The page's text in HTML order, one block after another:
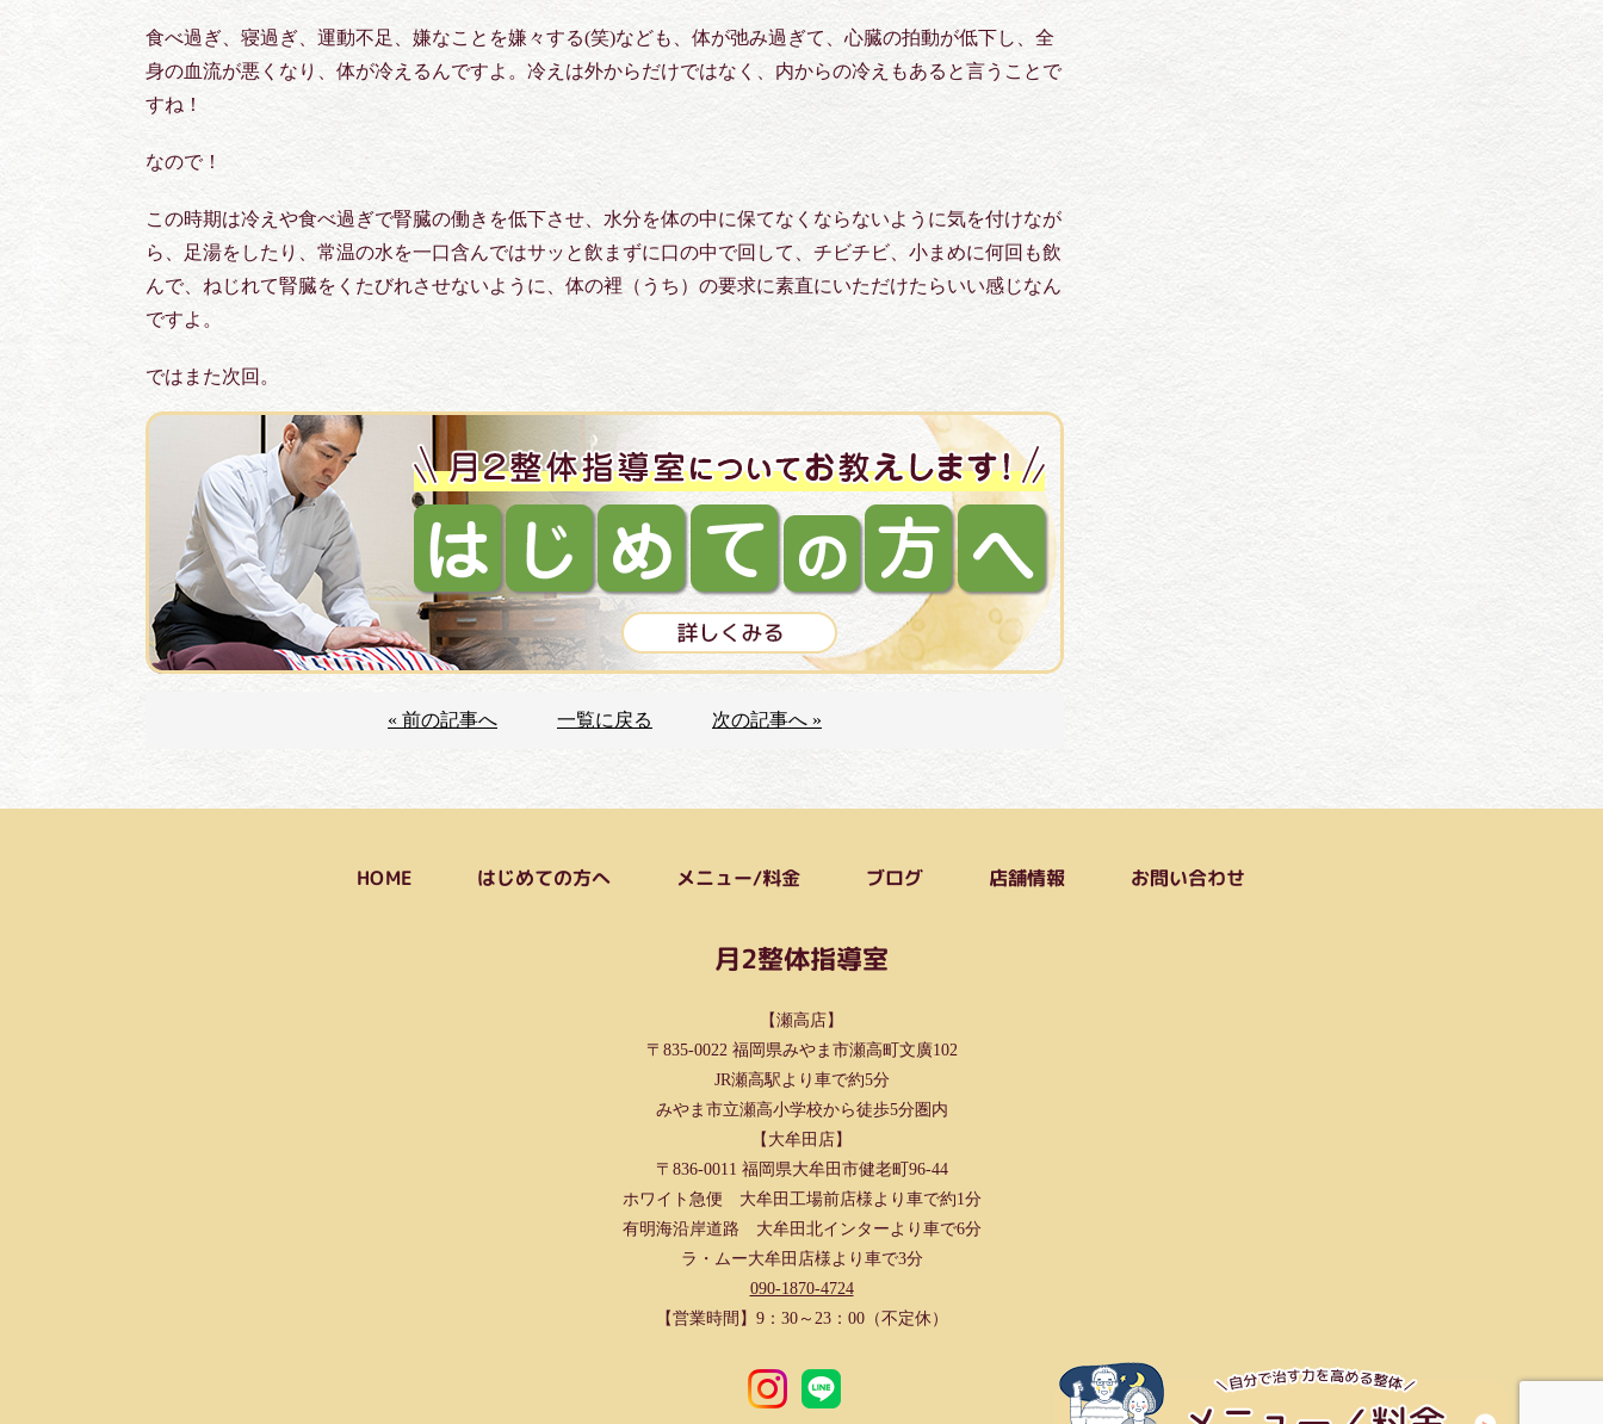
食べ過ぎ、寝過ぎ、運動不足、嫌なことを嫌々する(笑)なども、体が弛み過ぎて、心臓の拍動が低下し、全
身の血流が悪くなり、体が冷えるんですよ。冷えは外からだけではなく、内からの冷えもあると言うことで
すね！
なので！
この時期は冷えや食べ過ぎで腎臓の働きを低下させ、水分を体の中に保てなくならないように気を付けなが
ら、足湯をしたり、常温の水を一口含んではサッと飲まずに口の中で回して、チビチビ、小まめに何回も飲
んで、ねじれて腎臓をくたびれさせないように、体の裡（うち）の要求に素直にいただけたらいい感じなん
ですよ。
ではまた次回。
« 前の記事へ 一覧に戻る 次の記事へ »
HOME はじめての方へ メニュー/料金 ブログ 店舗情報 お問い合わせ
月2整体指導室
【瀬高店】
〒835-0022 福岡県みやま市瀬高町文廣102
JR瀬高駅より車で約5分
みやま市立瀬高小学校から徒歩5分圏内
【大牟田店】
〒836-0011 福岡県大牟田市健老町96-44
ホワイト急便 大牟田工場前店様より車で約1分
有明海沿岸道路 大牟田北インターより車で6分
ラ・ムー大牟田店様より車で3分
090-1870-4724
【営業時間】9：30～23：00（不定休）